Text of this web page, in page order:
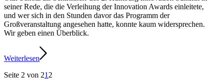
seiner Rede, die die Verleihung der Innovation Awards einleitete,
und wer sich in den Stunden davor das Programm der
Großveranstaltung angesehen hatte, konnte kaum widersprechen.
Wir geben einen Überblick.
Weiterlesen
Seite 2 von 212